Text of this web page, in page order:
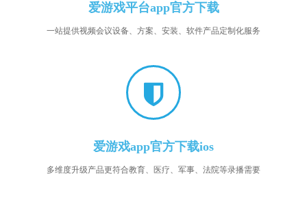
爱游戏平台app官方下载
一站提供视频会议设备、方案、安装、软件产品定制化服务
爱游戏app官方下载ios
多维度升级产品更符合教育、医疗、军事、法院等录播需要